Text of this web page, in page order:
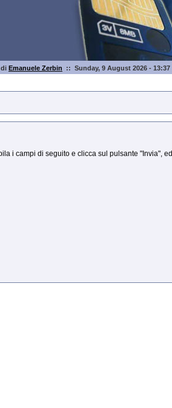
Emanuele Zerbin :: Sunday, 9 August 2026 - 13:37
i campi di seguito e clicca sul pulsante "Invia",